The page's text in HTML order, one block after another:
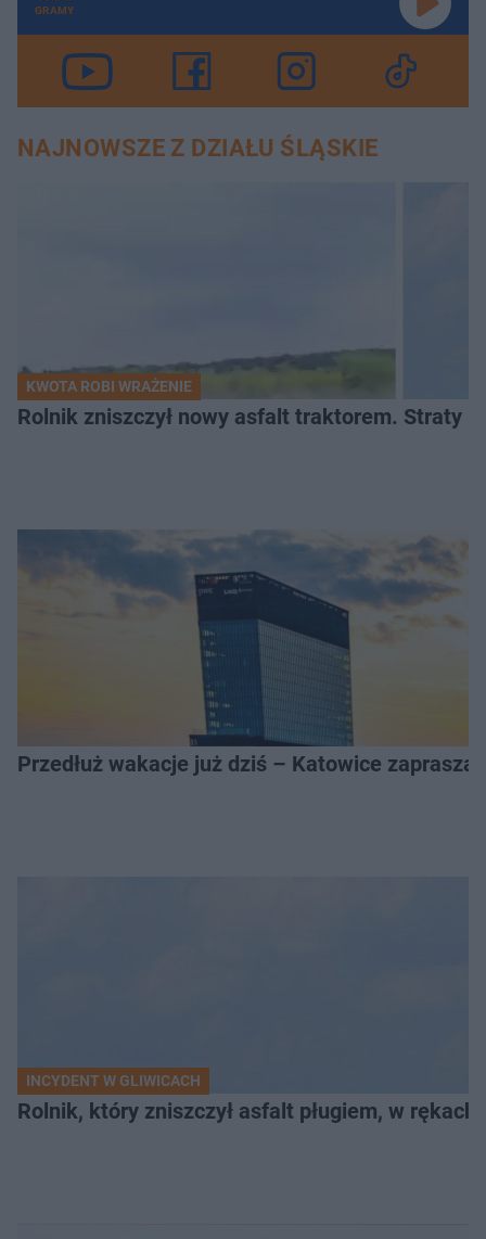
GRAMY
NAJNOWSZE Z DZIAŁU ŚLĄSKIE
KWOTA ROBI WRAŻENIE
Rolnik zniszczył nowy asfalt traktorem. Straty
Przedłuż wakacje już dziś – Katowice
INCYDENT W GLIWICACH
Rolnik, który zniszczył asfalt pługiem, w